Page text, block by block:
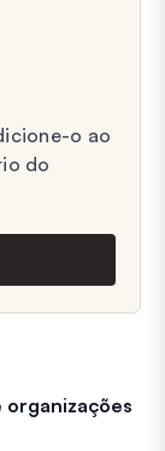
o ao
do